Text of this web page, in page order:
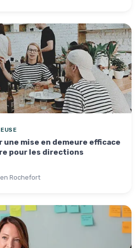
une mise en demeure efficace
pour les directions
Rochefort